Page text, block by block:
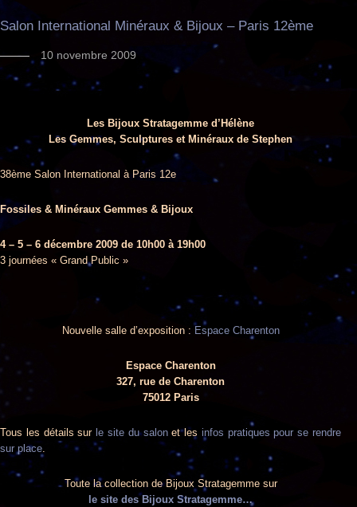
Salon International Minéraux & Bijoux – Paris 12ème
10 novembre 2009
Les Bijoux Stratagemme d’Hélène
Les Gemmes, Sculptures et Minéraux de Stephen
38ème Salon International à Paris 12e
Fossiles & Minéraux Gemmes & Bijoux
4 – 5 – 6 décembre 2009 de 10h00 à 19h00
3 journées « Grand Public »
Nouvelle salle d’exposition : Espace Charenton
Espace Charenton
327, rue de Charenton
75012 Paris
Tous les détails sur le site du salonet les infos pratiques pour se rendre
sur place
Toute la collection de Bijoux Stratagemme sur
le site des Bijoux Stratagemme…